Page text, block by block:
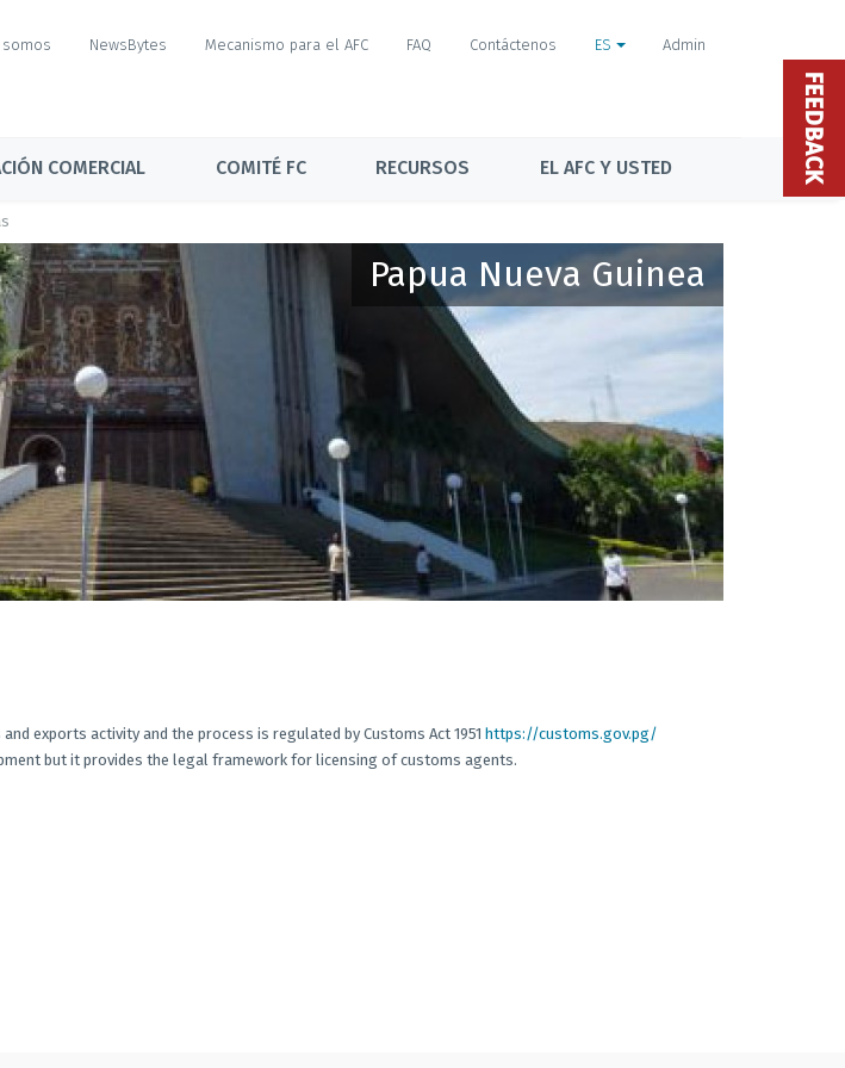
somos NewsBytes Mecanismo para el AFC FAQ Contáctenos ES Admin
COMERCIAL COMITÉ FC RECURSOS EL AFC Y USTED
Papua Nueva Guinea
exports activity and the process is regulated by Customs Act 1951 https://customs.gov.pg/
but it provides the legal framework for licensing of customs agents.
FEEDBACK